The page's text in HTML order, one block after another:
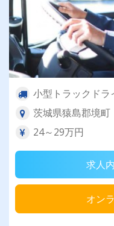
小型トラックドラ
茨城県猿島郡境町
24～29万円
求人
オン